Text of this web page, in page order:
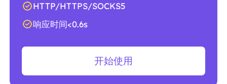
HTTP/HTTPS/SOCKS5
响应时间<0.6s
开始使用